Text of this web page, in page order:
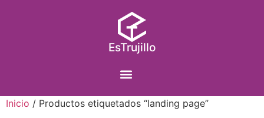
EsTrujillo
Inicio / Productos etiquetados “landing page”